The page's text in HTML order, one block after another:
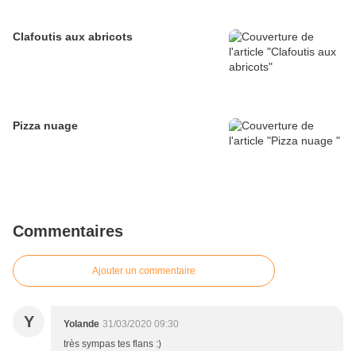
Clafoutis aux abricots
Pizza nuage
Commentaires
Ajouter un commentaire
Y Yolande 31/03/2020 09:30
très sympas tes flans :)